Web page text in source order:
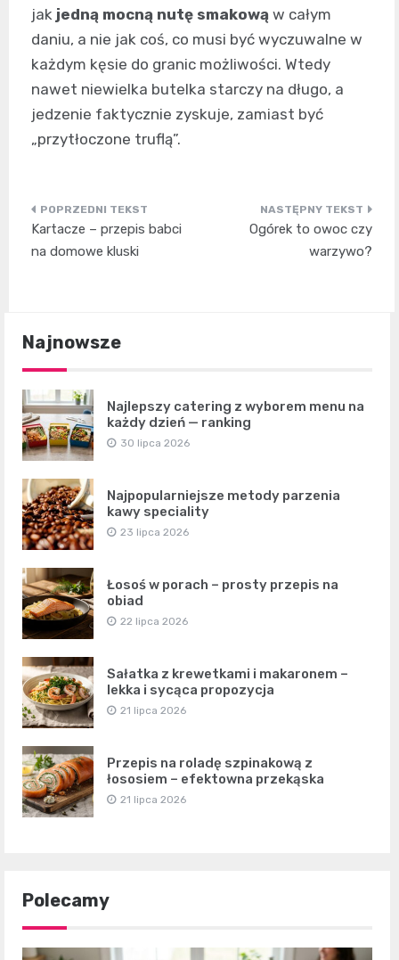
jak jedną mocną nutę smakową w całym
daniu, a nie jak coś, co musi być wyczuwalne w
każdym kęsie do granic możliwości. Wtedy
nawet niewielka butelka starczy na długo, a
jedzenie faktycznie zyskuje, zamiast być
„przytłoczone truflą”.
Nawigacja
wpisu
Kartacze – przepis babci
na domowe kluski
Ogórek to owoc czy
warzywo?
Najnowsze
Najlepszy catering z wyborem menu na
każdy dzień — ranking
30 lipca 2026
Najpopularniejsze metody parzenia
kawy speciality
23 lipca 2026
Łosoś w porach – prosty przepis na
obiad
22 lipca 2026
Sałatka z krewetkami i makaronem –
lekka i sycąca propozycja
21 lipca 2026
Przepis na roladę szpinakową z
łososiem – efektowna przekąska
21 lipca 2026
Polecamy